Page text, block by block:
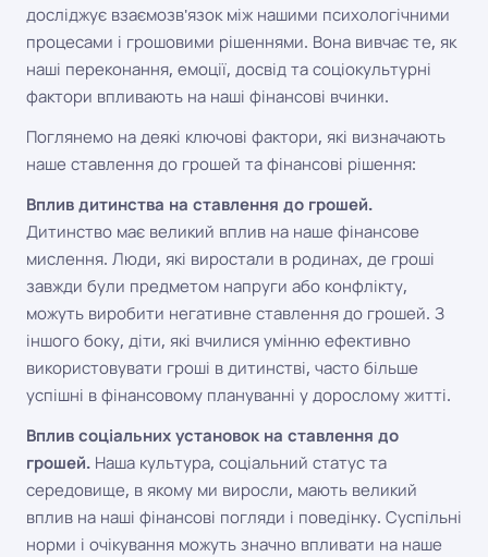
досліджує взаємозв'язок між нашими психологічними
процесами і грошовими рішеннями. Вона вивчає те, як
наші переконання, емоції, досвід та соціокультурні
фактори впливають на наші фінансові вчинки.
Поглянемо на деякі ключові фактори, які визначають
наше ставлення до грошей та фінансові рішення:
Вплив дитинства на ставлення до грошей.
Дитинство має великий вплив на наше фінансове
мислення. Люди, які виростали в родинах, де гроші
завжди були предметом напруги або конфлікту,
можуть виробити негативне ставлення до грошей. З
іншого боку, діти, які вчилися умінню ефективно
використовувати гроші в дитинстві, часто більше
успішні в фінансовому плануванні у дорослому житті.
Вплив соціальних установок на ставлення до
грошей. Наша культура, соціальний статус та
середовище, в якому ми виросли, мають великий
вплив на наші фінансові погляди і поведінку. Суспільні
норми і очікування можуть значно впливати на наше